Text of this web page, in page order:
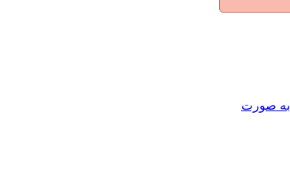
آموزش پیشرفته نرم‌افزار Wincc به صورت